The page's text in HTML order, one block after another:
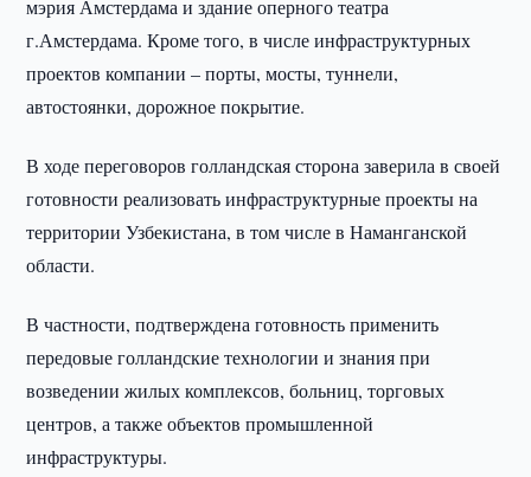
мэрия Амстердама и здание оперного театра
г.Амстердама. Кроме того, в числе инфраструктурных
проектов компании – порты, мосты, туннели,
автостоянки, дорожное покрытие.
В ходе переговоров голландская сторона заверила в своей
готовности реализовать инфраструктурные проекты на
территории Узбекистана, в том числе в Наманганской
области.
В частности, подтверждена готовность применить
передовые голландские технологии и знания при
возведении жилых комплексов, больниц, торговых
центров, а также объектов промышленной
инфраструктуры.